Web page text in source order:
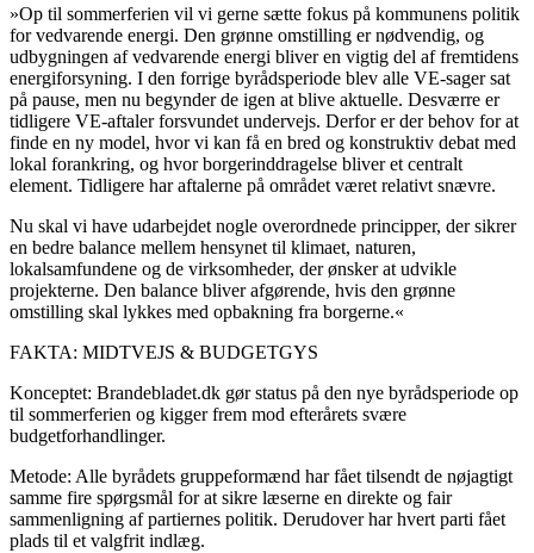
»Op til sommerferien vil vi gerne sætte fokus på kommunens politik
for vedvarende energi. Den grønne omstilling er nødvendig, og
udbygningen af vedvarende energi bliver en vigtig del af fremtidens
energiforsyning. I den forrige byrådsperiode blev alle VE-sager sat
på pause, men nu begynder de igen at blive aktuelle. Desværre er
tidligere VE-aftaler forsvundet undervejs. Derfor er der behov for at
finde en ny model, hvor vi kan få en bred og konstruktiv debat med
lokal forankring, og hvor borgerinddragelse bliver et centralt
element. Tidligere har aftalerne på området været relativt snævre.
Nu skal vi have udarbejdet nogle overordnede principper, der sikrer
en bedre balance mellem hensynet til klimaet, naturen,
lokalsamfundene og de virksomheder, der ønsker at udvikle
projekterne. Den balance bliver afgørende, hvis den grønne
omstilling skal lykkes med opbakning fra borgerne.«
FAKTA: MIDTVEJS & BUDGETGYS
Konceptet: Brandebladet.dk gør status på den nye byrådsperiode op
til sommerferien og kigger frem mod efterårets svære
budgetforhandlinger.
Metode: Alle byrådets gruppeformænd har fået tilsendt de nøjagtigt
samme fire spørgsmål for at sikre læserne en direkte og fair
sammenligning af partiernes politik. Derudover har hvert parti fået
plads til et valgfrit indlæg.